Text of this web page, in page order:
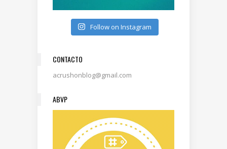
Follow on Instagram
CONTACTO
acrushonblog@gmail.com
ABVP